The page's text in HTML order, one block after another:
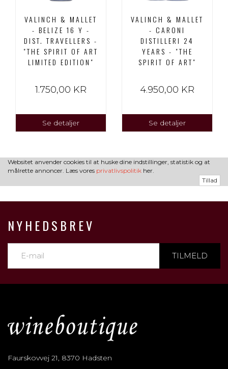
VALINCH & MALLET
- BELIZE 16 Y -
DIST. TRAVELLERS -
"THE SPIRIT OF ART
LIMITED EDITION"
1.750,00 KR
Se detaljer
VALINCH & MALLET
- CARONI
DISTILLERI 24
YEARS - "THE
SPIRIT OF ART"
4.950,00 KR
Se detaljer
Websitet anvender cookies til at huske dine indstillinger, statistik og at
målrette annoncer. Læs vores privatlivspolitik her.
Tillad
NYHEDSBREV
TILMELD
Faurskovvej 21, 8370 Hadsten